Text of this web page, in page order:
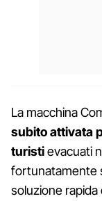
La macchina
subito attivata
turistievacuati
fortunatamente
soluzione